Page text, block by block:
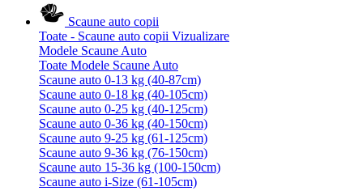
Scaune auto copii
Toate - Scaune auto copii Vizualizare
Modele Scaune Auto
Toate Modele Scaune Auto
Scaune auto 0-13 kg (40-87cm)
Scaune auto 0-18 kg (40-105cm)
Scaune auto 0-25 kg (40-125cm)
Scaune auto 0-36 kg (40-150cm)
Scaune auto 9-25 kg (61-125cm)
Scaune auto 9-36 kg (76-150cm)
Scaune auto 15-36 kg (100-150cm)
Scaune auto i-Size (61-105cm)